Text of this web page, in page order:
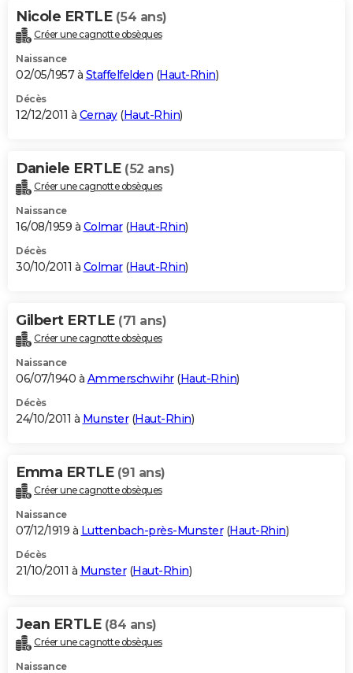
Nicole ERTLE (54 ans)
Créer une cagnotte obsèques
Naissance
02/05/1957 à Staffelfelden (Haut-Rhin)
Décès
12/12/2011 à Cernay(Haut-Rhin)
Daniele ERTLE (52 ans)
Créer une cagnotte obsèques
Naissance
16/08/1959 à Colmar(Haut-Rhin)
Décès
30/10/2011 à Colmar(Haut-Rhin)
Gilbert ERTLE (71 ans)
Créer une cagnotte obsèques
Naissance
06/07/1940 à Ammerschwihr(Haut-Rhin)
Décès
24/10/2011 à Munster(Haut-Rhin)
Emma ERTLE (91 ans)
Créer une cagnotte obsèques
Naissance
07/12/1919 à Luttenbach-près-Munster(Haut-Rhin)
Décès
21/10/2011 à Munster(Haut-Rhin)
Jean ERTLE (84 ans)
Créer une cagnotte obsèques
Naissance